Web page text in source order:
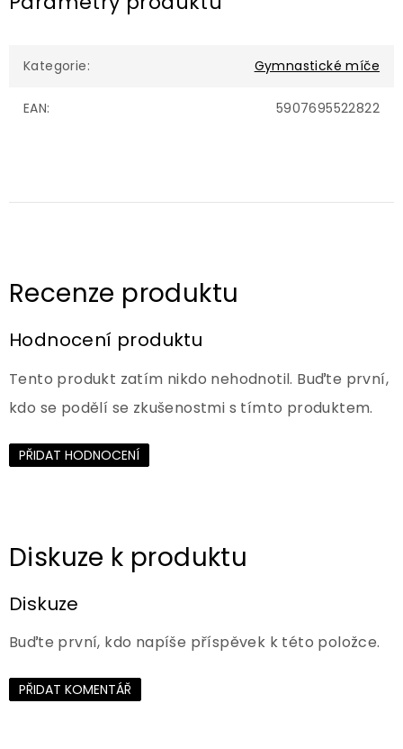
Kategorie: Gymnastické míče
EAN: 5907695522822
Hodnocení produktu
Tento produkt zatím nikdo nehodnotil. Buďte první,
kdo se podělí se zkušenostmi s tímto produktem.
PŘIDAT HODNOCENÍ
Diskuze
Buďte první, kdo napíše příspěvek k této položce.
PŘIDAT KOMENTÁŘ